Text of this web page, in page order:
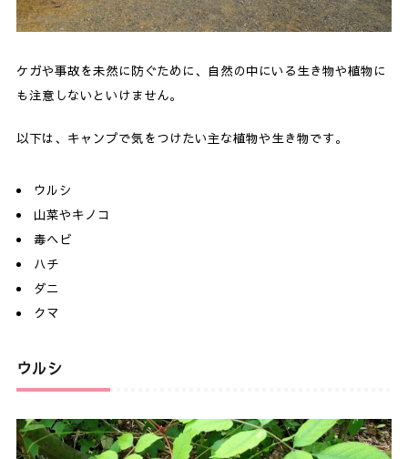
ケガや事故を未然に防ぐために、自然の中にいる生き物や植物に
も注意しないといけません。
以下は、キャンプで気をつけたい主な植物や生き物です。
ウルシ
山菜やキノコ
毒ヘビ
ハチ
ダニ
クマ
ウルシ